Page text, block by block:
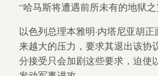
“哈马斯将遭遇前所未有的地狱之
以色列总理本雅明·内塔尼亚胡
来越大的压力，要求其退出该协
分接受只会加剧这些要求，迫使